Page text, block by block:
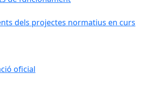
dels projectes normatius en curs
oficial